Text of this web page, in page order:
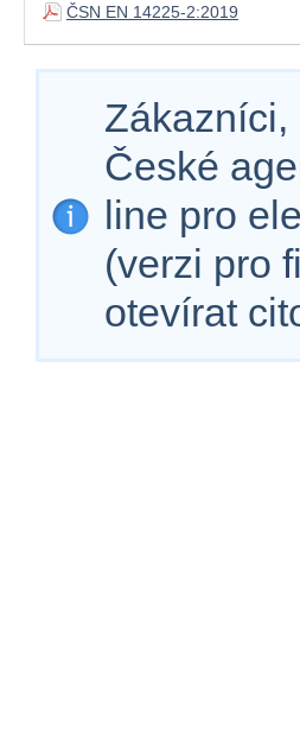
ČSN EN 14225-2:2019
České
line pro
(verzi pro
otevírat